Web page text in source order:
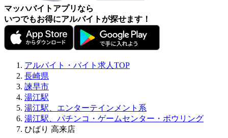
マッハバイトアプリなら
いつでもお得にアルバイトが探せます！
アルバイト・バイト求人TOP
長崎県
諫早市
湯江駅
湯江駅、エンターテインメント系
湯江駅、パチンコ・ゲームセンター・ボウリング
ひばり 高来店